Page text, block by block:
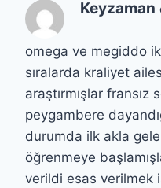
Keyzaman
omega ve megiddo
sıralarda kraliyet
araştırmışlar fransız
peygambere
durumda ilk akla
öğrenmeye
verildi esas verilmek